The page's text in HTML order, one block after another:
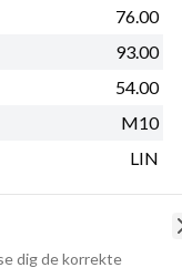
76.00
93.00
54.00
M10
LIN
dig de korrekte